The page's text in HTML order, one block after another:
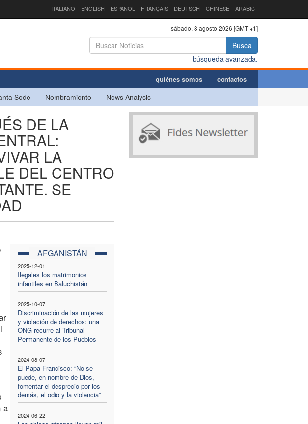
ITALIANO ENGLISH ESPAÑOL FRANÇAIS DEUTSCH CHINESE ARABIC
sábado, 8 agosto 2026 [GMT +1]
Busca
búsqueda avanzada.
quiénes somos contactos
Sede Nombramiento News Analysis
DE LA
LA
DEL CENTRO
SE
AFGANISTÁN
2025-12-01
Ilegales los matrimonios
infantiles en Baluchistán
2025-10-07
Discriminación de las mujeres
y violación de derechos: una
ONG recurre al Tribunal
Permanente de los Pueblos
2024-08-07
El Papa Francisco: “No se
puede, en nombre de Dios,
fomentar el desprecio por los
demás, el odio y la violencia”
2024-06-22
a